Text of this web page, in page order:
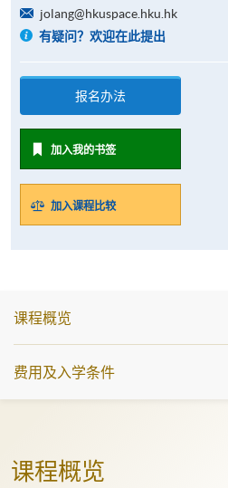
jolang@hkuspace.hku.hk
有疑问？欢迎在此提出
报名办法
加入我的书签
加入课程比较
课程概览
费用及入学条件
课程概览